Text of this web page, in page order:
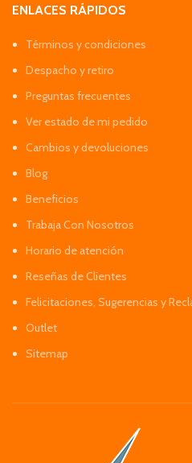
ENLACES RÁPIDOS
Términos y condiciones
Despacho y retiro
Preguntas frecuentes
Ver estado de mi pedido
Cambios y devoluciones
Blog
Beneficios
Trabaja Con Nosotros
Horario de atención
Reseñas de Clientes
Felicitaciones, Sugerencias y
Outlet
Sitemap